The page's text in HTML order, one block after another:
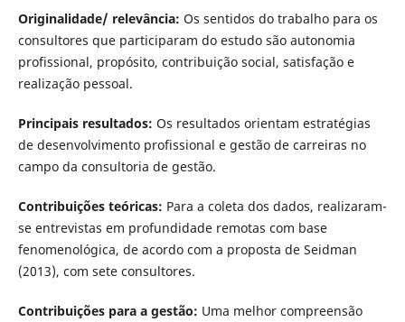
Originalidade/ relevância: Os sentidos do trabalho para os
consultores que participaram do estudo são autonomia
profissional, propósito, contribuição social, satisfação e
realização pessoal.
Principais resultados: Os resultados orientam estratégias
de desenvolvimento profissional e gestão de carreiras no
campo da consultoria de gestão.
Contribuições teóricas: Para a coleta dos dados, realizaram-
se entrevistas em profundidade remotas com base
fenomenológica, de acordo com a proposta de Seidman
(2013), com sete consultores.
Contribuições para a gestão: Uma melhor compreensão